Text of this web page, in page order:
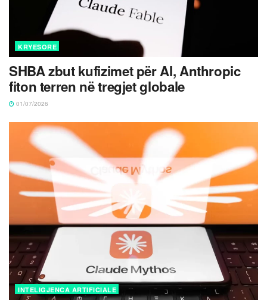
KRYESORE
SHBA zbut kufizimet për AI, Anthropic
fiton terren në tregjet globale
01/07/2026
INTELIGJENCA ARTIFICIALE